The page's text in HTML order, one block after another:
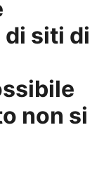
di siti di
non si